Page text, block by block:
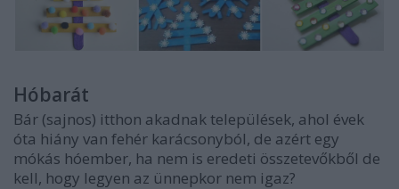
Hóbarát
Bár (sajnos) itthon akadnak települések, ahol évek
óta hiány van fehér karácsonyból, de azért egy
mókás hóember, ha nem is eredeti összetevőkből de
kell, hogy legyen az ünnepkor nem igaz?